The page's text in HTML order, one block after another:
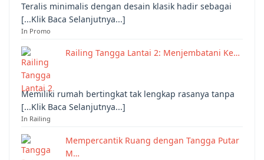
Teralis minimalis dengan desain klasik hadir sebagai
[...Klik Baca Selanjutnya...]
In Promo
Railing Tangga Lantai 2: Menjembatani Ke…
Memiliki rumah bertingkat tak lengkap rasanya tanpa
[...Klik Baca Selanjutnya...]
In Railing
Mempercantik Ruang dengan Tangga Putar
M…